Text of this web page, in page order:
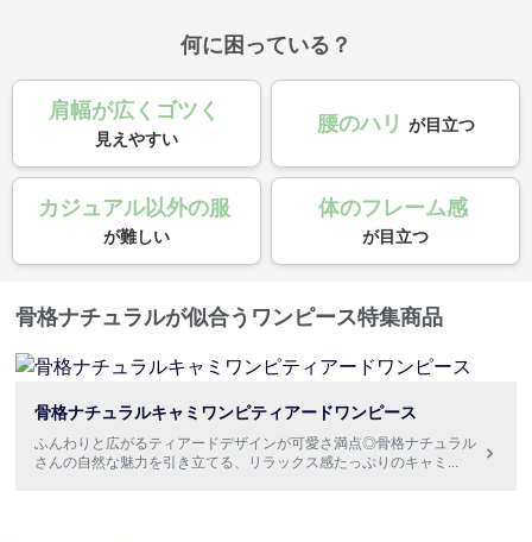
何に困っている？
肩幅が広くゴツく
見えやすい
腰のハリ が目立つ
カジュアル以外の服
が難しい
体のフレーム感
が目立つ
骨格ナチュラルが似合うワンピース特集商品
骨格ナチュラルキャミワンピティアードワンピース
ふんわりと広がるティアードデザインが可愛さ満点◎骨格ナチュラル
さんの自然な魅力を引き立てる、リラックス感たっぷりのキャミ ...